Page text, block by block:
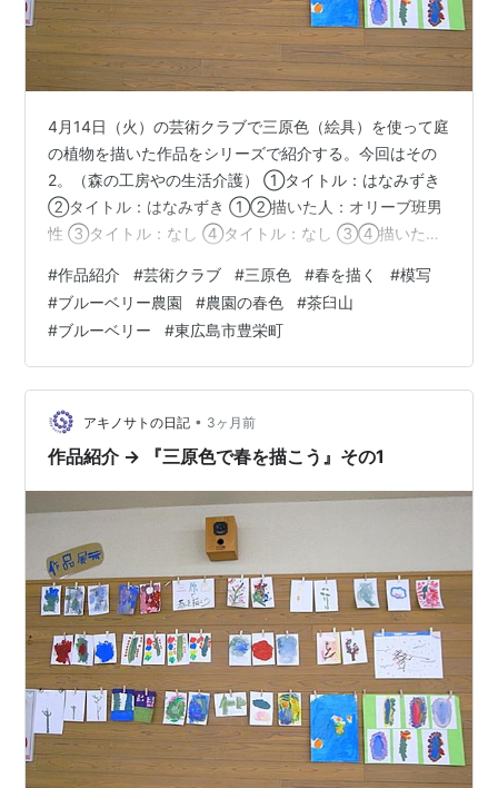
4月14日（火）の芸術クラブで三原色（絵具）を使って庭
の植物を描いた作品をシリーズで紹介する。今回はその
2。（森の工房やの生活介護） ①タイトル：はなみずき
②タイトル：はなみずき ①②描いた人：オリーブ班男
性 ③タイトル：なし ④タイトル：なし ③④描いた
ブ班男性 ⑥タイトル：さくら 描いた人：くるみ班女性
遊フォト754 5月2日東広島市豊栄町のブルーベリー農園
農園の春色 ブルーベリー畑を下の畑から見上げると今が
花盛りで地べたのレンゲの後ろにブルーベリーの花がつ
づく。後ろの山は茶臼山。 少しだけ望遠のアングルで見
る。農園の春色。
#作品紹介 #芸術クラブ #三原色 #春を描く #模写
#ブルーベリー農園 #農園の春色 #茶臼山
#ブルーベリー #東広島市豊栄町
アキノサトの日記 • 3ヶ月前
作品紹介 → 『三原色で春を描こう』その1